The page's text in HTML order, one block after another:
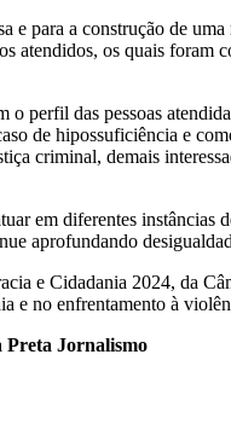
para a construção de
os quais foram
das pessoas
de hipossuficiência e
criminal, demais
em diferentes
aprofundando
e Cidadania 2024, da
e no enfrentamento à
Preta Jornalismo